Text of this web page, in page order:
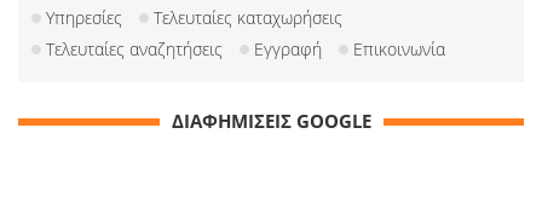
Υπηρεσίες
Τελευταίες καταχωρήσεις
Τελευταίες αναζητήσεις
Εγγραφή Επικοινωνία
ΔΙΑΦΗΜΙΣΕΙΣ GOOGLE